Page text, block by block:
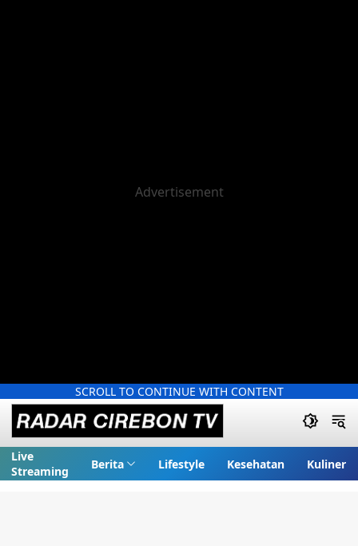
SCROLL TO CONTINUE WITH CONTENT
Live
Streaming
Berita Lifestyle Kesehatan Kuliner